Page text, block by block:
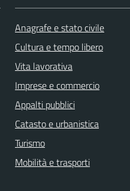
Anagrafe e stato civile
Cultura e tempo libero
Vita lavorativa
Imprese e commercio
Appalti pubblici
Catasto e urbanistica
Turismo
Mobilità e trasporti